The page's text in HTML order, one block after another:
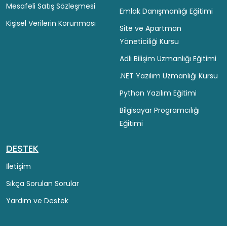
Mesafeli Satış Sözleşmesi
Kişisel Verilerin Korunması
Emlak Danışmanlığı Eğitimi
Site ve Apartman
Yöneticiliği Kursu
Adli Bilişim Uzmanlığı Eğitimi
.NET Yazılım Uzmanlığı Kursu
Python Yazılım Eğitimi
Bilgisayar Programcılığı
Eğitimi
DESTEK
İletişim
Sıkça Sorulan Sorular
Yardım ve Destek